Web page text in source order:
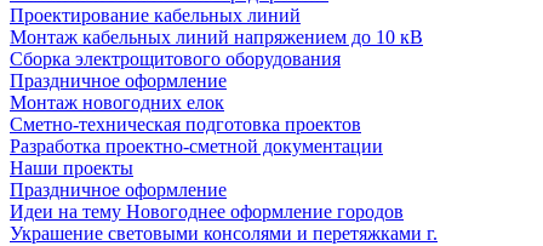
Проектирование кабельных линий
Монтаж кабельных линий напряжением до 10 кВ
Сборка электрощитового оборудования
Праздничное оформление
Монтаж новогодних елок
Сметно-техническая подготовка проектов
Разработка проектно-сметной документации
Наши проекты
Праздничное оформление
Идеи на тему Новогоднее оформление городов
Украшение световыми консолями и перетяжками г.